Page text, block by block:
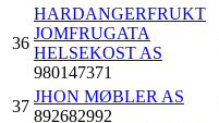
36
HARDANGERFRUKT
JOMFRUGATA
HELSEKOST AS
980147371
37
JHON MØBLER AS
892682992